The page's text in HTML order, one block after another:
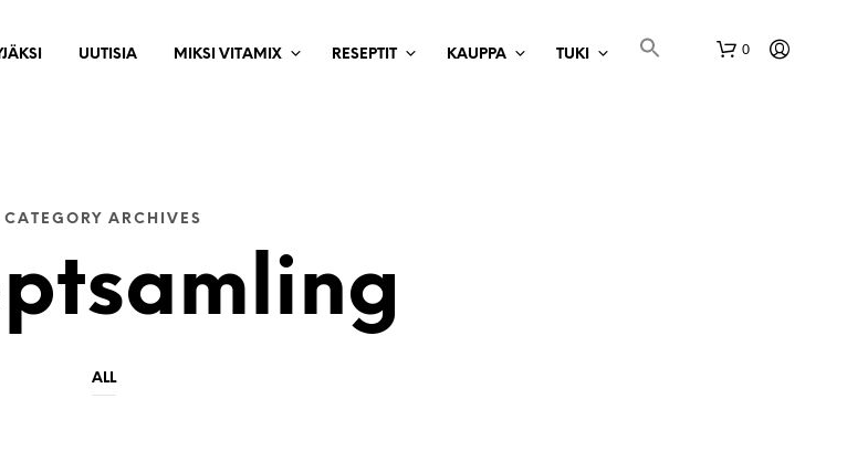
UUTISIA MIKSI VITAMIX RESEPTIT KAUPPA TUKI 0
CATEGORY ARCHIVES
ALL